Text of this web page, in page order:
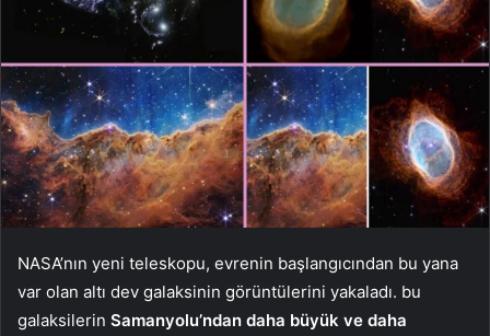
NASA’nın yeni teleskopu, evrenin başlangıcından bu yana
var olan altı dev galaksinin görüntülerini yakaladı. bu
galaksilerin Samanyolu’ndan daha büyük ve daha